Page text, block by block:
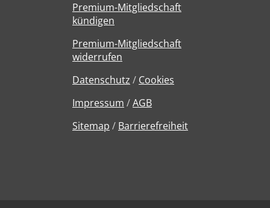
Premium-Mitgliedschaft
kündigen
Premium-Mitgliedschaft
widerrufen
Datenschutz / Cookies
Impressum /AGB
Sitemap / Barrierefreiheit